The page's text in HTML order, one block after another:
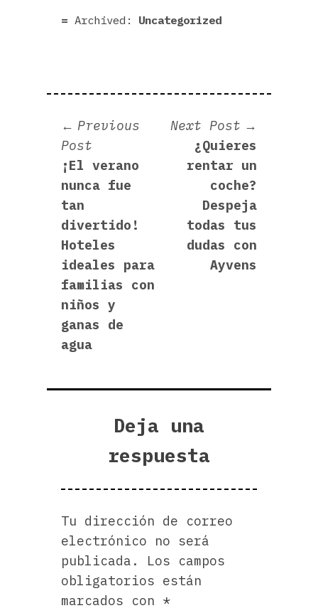
Archived: Uncategorized
Navegación
de
entradas
Previous
Post
post:
¡El verano
nunca fue
tan
divertido!
Hoteles
ideales para
familias con
niños y
ganas de
agua
Next Post
¿Quieres
rentar un
coche?
Despeja
todas tus
dudas con
Ayvens
Deja una
respuesta
Tu dirección de correo
electrónico no será
publicada.
Los campos
obligatorios están
marcados con *